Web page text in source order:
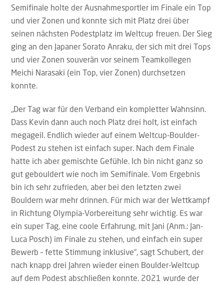
Semifinale holte der Ausnahmesportler im Finale ein Top
und vier Zonen und konnte sich mit Platz drei über
seinen nächsten Podestplatz im Weltcup freuen. Der Sieg
ging an den Japaner Sorato Anraku, der sich mit drei Tops
und vier Zonen souverän vor seinem Teamkollegen
Meichi Narasaki (ein Top, vier Zonen) durchsetzen
konnte.
„Der Tag war für den Verband ein kompletter Wahnsinn.
Dass Kevin dann auch noch Platz drei holt, ist einfach
megageil. Endlich wieder auf einem Weltcup-Boulder-
Podest zu stehen ist einfach super. Nach dem Finale
hatte ich aber gemischte Gefühle. Ich bin nicht ganz so
gut gebouldert wie noch im Semifinale. Vom Ergebnis
bin ich sehr zufrieden, aber bei den letzten zwei
Bouldern war mehr drinnen. Für mich war der Wettkampf
in Richtung Olympia-Vorbereitung sehr wichtig. Es war
ein super Tag, eine coole Erfahrung, mit Jani (Anm.: Jan-
Luca Posch) im Finale zu stehen, und einfach ein super
Bewerb – fette Stimmung inklusive“, sagt Schubert, der
nach knapp drei Jahren wieder einen Boulder-Weltcup
auf dem Podest abschließen konnte. 2021 wurde der